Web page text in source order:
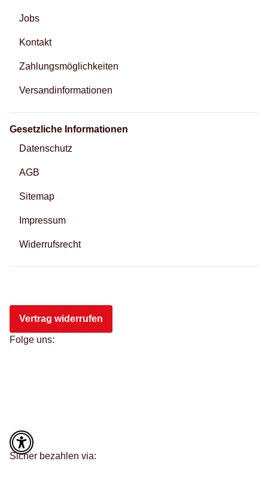
Jobs
Kontakt
Zahlungsmöglichkeiten
Versandinformationen
Gesetzliche Informationen
Datenschutz
AGB
Sitemap
Impressum
Widerrufsrecht
Vertrag widerrufen
Folge uns:
Sicher bezahlen via: